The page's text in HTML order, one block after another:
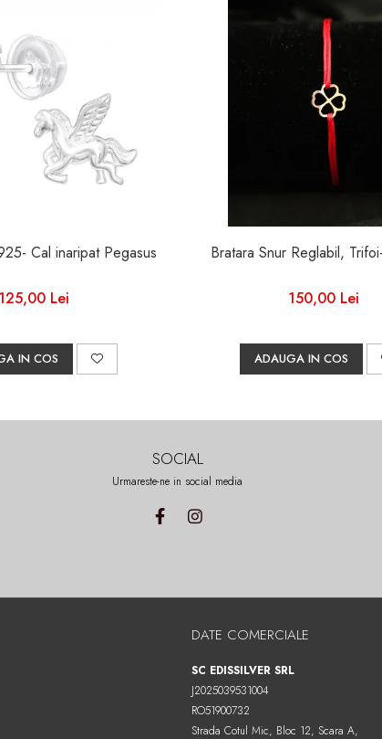
Cercei Argint 925- Cal inaripat Pegasus
125,00 Lei
IN COS
Bratara Snur Reglabil,
150,00 Lei
ADAUGA IN COS
SOCIAL
Urmareste-ne in social media
DATE COMERCIALE
SC EDISSILVER SRL
J2025039531004
RO51900732
Strada Cotul Mic, Bloc 12, Scara A,